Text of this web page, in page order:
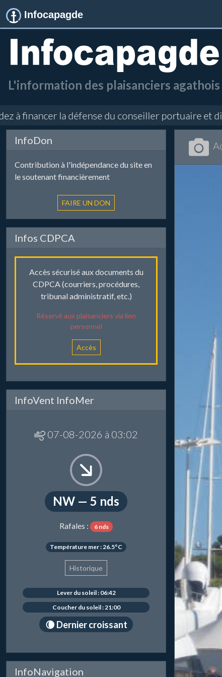
Infocapagde
L'information des plaisanciers agathois
la défense du conseiller portuaire et
InfoDon
Contribution à l'indépendance du site en
le soutenant financièrement
Infos CDPCA
Accès sécurisé aux documents du
CDPCA (courriers, procédures,
tribunal administratif, etc.)
Réservé aux plaisanciers via lien
personnel
Accès
InfoVent InfoMer
07-08-2026 à 03:02
NW — 5 nds
Rafales : 6 nds
Température mer : 26.5°C
Historique
Lever du soleil : 06:42
Coucher du soleil : 21:00
🌘 Dernier croissant
InfoNavigation